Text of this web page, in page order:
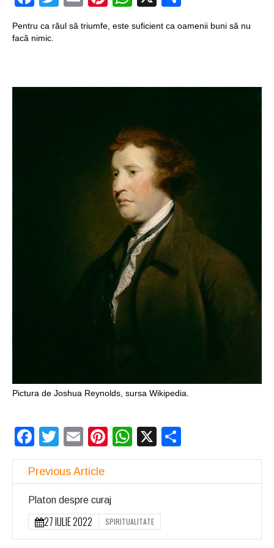
Pentru ca răul să triumfe, este suficient ca oamenii buni să nu
facă nimic.
Pictura de Joshua Reynolds, sursa Wikipedia.
Facebook
Twitter
EmailPinterest
WhatsApp
X
Previous Article
Platon despre curaj
27 IULIE 2022 SPIRITUALITATE